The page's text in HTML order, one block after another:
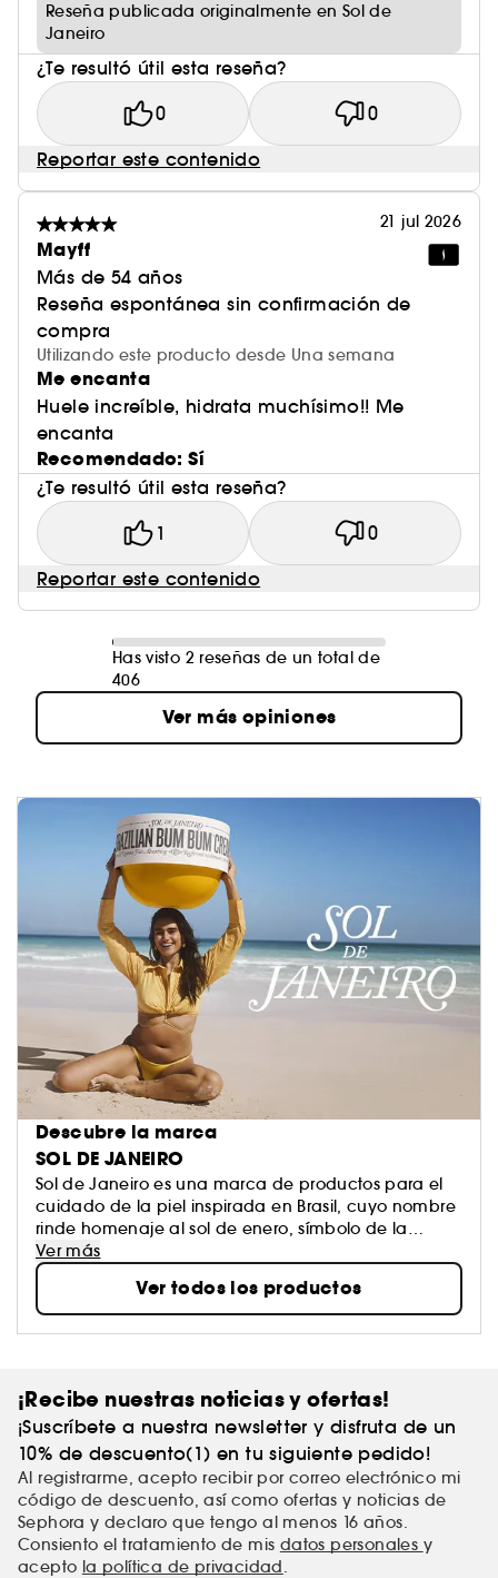
Reseña publicada originalmente en Sol de
Janeiro
¿Te resultó útil esta reseña?
0 0
Reportar este contenido
21 jul 2026
Mayff
Más de 54 años
Reseña espontánea sin confirmación de
compra
Utilizando este producto desde Una semana
Me encanta
Huele increíble, hidrata muchísimo!! Me
encanta
Recomendado: Sí
¿Te resultó útil esta reseña?
1 0
Reportar este contenido
Has visto 2 reseñas de un total de
406
Ver más opiniones
Descubre la marca
SOL DE JANEIRO
Sol de Janeiro es una marca de productos para el
cuidado de la piel inspirada en Brasil, cuyo nombre
rinde homenaje al sol de enero, símbolo de la
intensidad del verano brasileño
Ver más
Ver todos los productos
¡Recibe nuestras noticias y ofertas!
¡Suscríbete a nuestra newsletter y disfruta de un
10% de descuento(1) en tu siguiente pedido!
Al registrarme, acepto recibir por correo electrónico mi
código de descuento, así como ofertas y noticias de
Sephora y declaro que tengo al menos 16 años.
Consiento el tratamiento de mis datos personales y
acepto la política de privacidad